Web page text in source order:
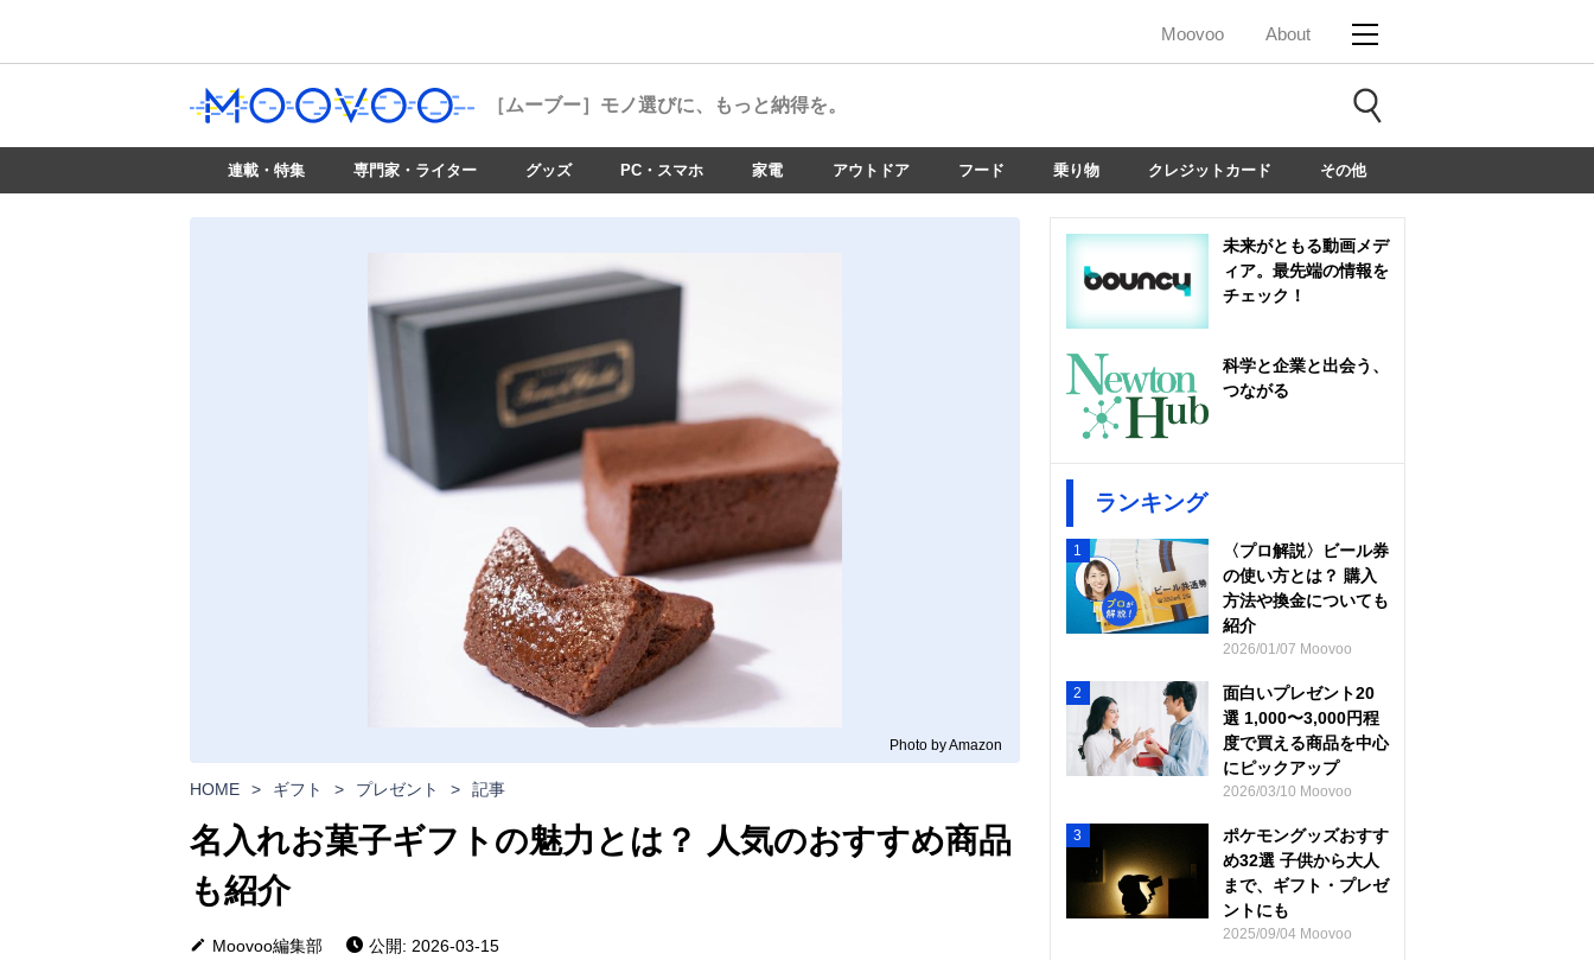
Moovoo About
［ムーブー］ モノ選びに、もっと納得を。
連載・特集 専門家・ライター グッズ PC・スマホ 家電 アウトドア フード 乗り物 クレジットカード その他
Photo by Amazon
HOME > ギフト > プレゼント > 記事
名入れお菓子ギフトの魅力とは？ 人気のおすすめ商品
も紹介
Moovoo編集部
公開: 2026-03-15
未来がともる動画メデ
ィア。最先端の情報を
チェック！
科学と企業と出会う、
つながる
ランキング
1
〈プロ解説〉ビール券
の使い方とは？ 購入
方法や換金についても
紹介
2026/01/07 Moovoo
2
面白いプレゼント20
選 1,000〜3,000円程
度で買える商品を中心
にピックアップ
2026/03/10 Moovoo
3
ポケモングッズおすす
め32選 子供から大人
まで、ギフト・プレゼ
ントにも
2025/09/04 Moovoo